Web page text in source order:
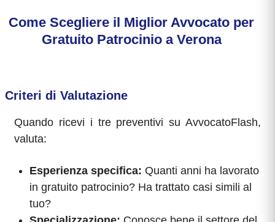
Come Scegliere il Miglior Avvocato per
Gratuito Patrocinio a Verona
Criteri di Valutazione
Quando ricevi i tre preventivi su AvvocatoFlash,
valuta:
Esperienza specifica: Quanti anni ha lavorato
in gratuito patrocinio? Ha trattato casi simili al
tuo?